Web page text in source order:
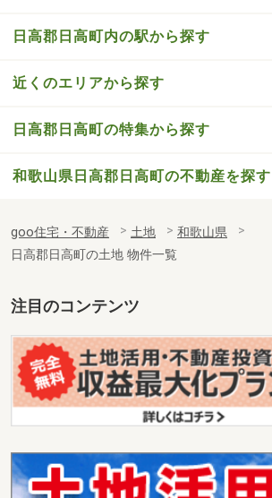
日高郡日高町内の駅から探す
近くのエリアから探す
日高郡日高町の特集から探す
和歌山県日高郡日高町の不動産を探す
goo住宅・不動産 土地
和歌山県
日高郡日高町の土地 物件一覧
注目のコンテンツ